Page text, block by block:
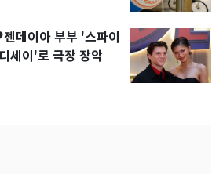
데이아 부부 '스파이
세이'로 극장 장악